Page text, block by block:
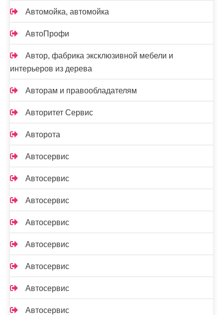
Автомойка, автомойка
АвтоПрофи
Автор, фабрика эксклюзивной мебели и
интерьеров из дерева
Авторам и правообладателям
Авторитет Сервис
Авторота
Автосервис
Автосервис
Автосервис
Автосервис
Автосервис
Автосервис
Автосервис
Автосервис